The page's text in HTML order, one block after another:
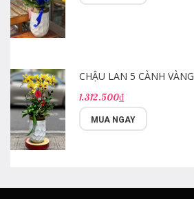
CHẬU LAN 5 CÀNH VÀNG
1.312.500₫
MUA NGAY